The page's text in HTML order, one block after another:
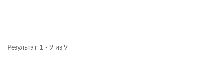
Результат 1 - 9 из 9